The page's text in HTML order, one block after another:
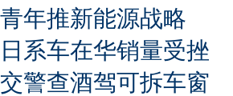
青年推新能源战略
日系车在华销量受挫
交警查酒驾可拆车窗